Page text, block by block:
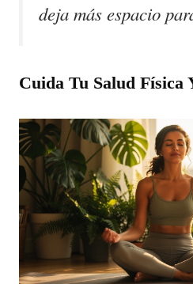
deja más espacio
Cuida Tu Salud Física